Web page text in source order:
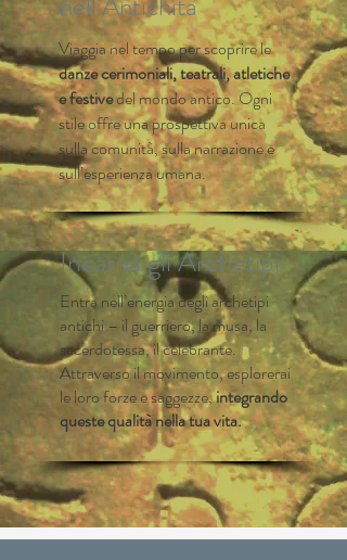
Viaggia nel tempo per scoprire le
danze cerimoniali, teatrali, atletiche
e festivedel mondo antico. Ogni
stile offre una prospettiva unica
sulla comunità, sulla narrazione e
sull’esperienza umana.
Incarna gli Archetipi
Entra nell’energia degli archetipi
antichi – il guerriero, la musa, la
sacerdotessa, il celebrante.
Attraverso il movimento, esplorerai
le loro forze e saggezze,integrando
queste qualità nella tua vita.